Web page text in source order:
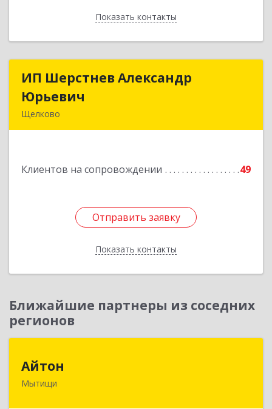
Показать контакты
Назад
ИП Шерстнев Александр
Юрьевич
Щелково
Клиентов на сопровождении 49
Отправить заявку
Показать контакты
ИП Шерстнев Александр
Подробнее
Отправить заявку
Назад
Ближайшие партнеры из соседних
регионов
Айтон
Мытищи